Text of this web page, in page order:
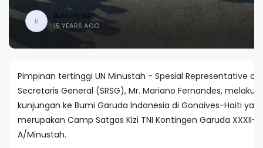
B
BUDI UTOMO
15 YEARS AGO
Pimpinan tertinggi UN Minustah - Spesial Representative of
Secretaris General (SRSG), Mr. Mariano Fernandes,
kunjungan ke Bumi Garuda Indonesia di Gonaives-Haiti
merupakan Camp Satgas Kizi TNI Kontingen Garuda XXXII-
A/Minustah.